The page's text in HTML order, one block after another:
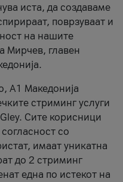
иста, да создаваме
поврзуваат и
на нашите
Мирчев, главен
А1 Македонија
стриминг услуги
Сите корисници
со
имаат уникатна
до 2 стриминг
една по истекот на